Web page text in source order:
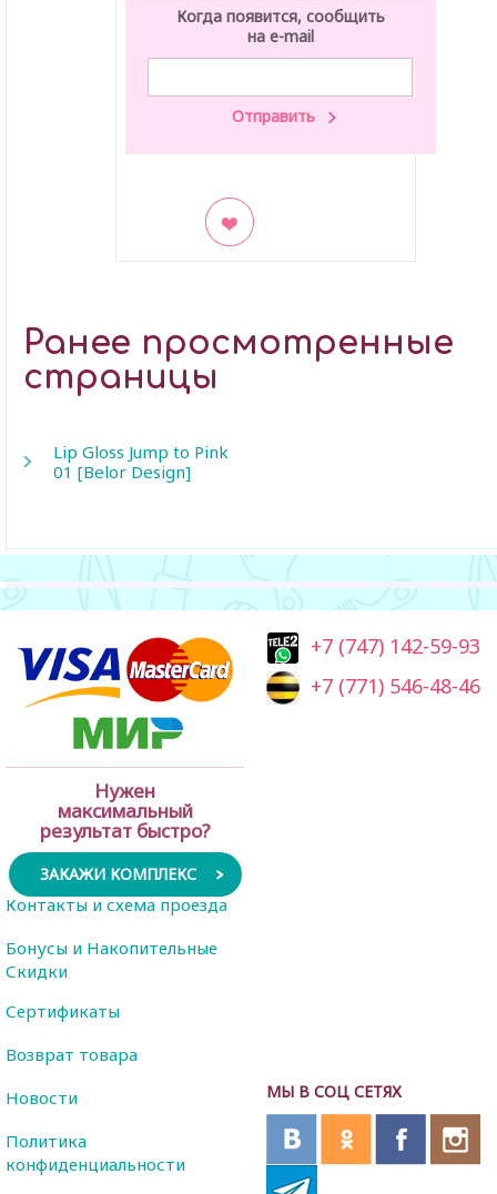
Когда появится, сообщить
на e-mail
Ранее просмотренные
страницы
Lip Gloss Jump to Pink
01 [Belor Design]
Нужен
максимальный
результат быстро?
ЗАКАЖИ КОМПЛЕКС
+7 (747) 142-59-93
+7 (771) 546-48-46
МЫ В СОЦ СЕТЯХ
Контакты и схема проезда
Бонусы и Накопительные
Скидки
Сертификаты
Возврат товара
Новости
Политика
конфиденциальности